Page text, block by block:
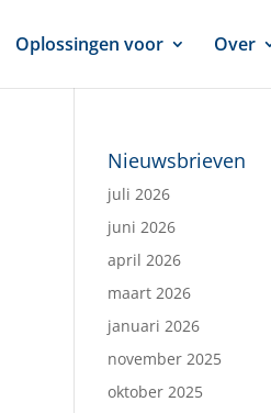
Oplossingen voor Over
Nieuwsbrieven
juli 2026
juni 2026
april 2026
maart 2026
januari 2026
november 2025
oktober 2025